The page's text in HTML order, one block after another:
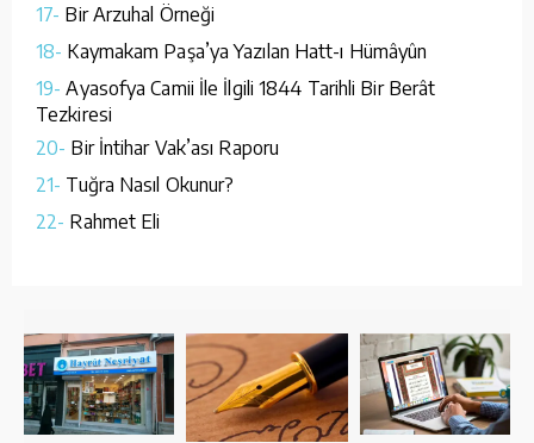
17- Bir Arzuhal Örneği
18- Kaymakam Paşa’ya Yazılan Hatt-ı Hümâyûn
19- Ayasofya Camii İle İlgili 1844 Tarihli Bir Berât
Tezkiresi
20- Bir İntihar Vak’ası Raporu
21- Tuğra Nasıl Okunur?
22- Rahmet Eli